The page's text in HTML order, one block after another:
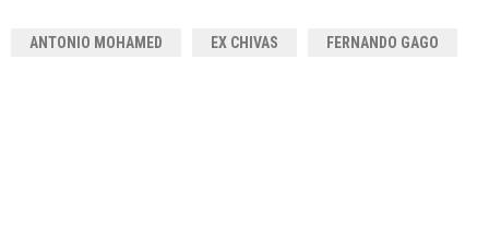
ANTONIO MOHAMED EX CHIVAS FERNANDO GAGO